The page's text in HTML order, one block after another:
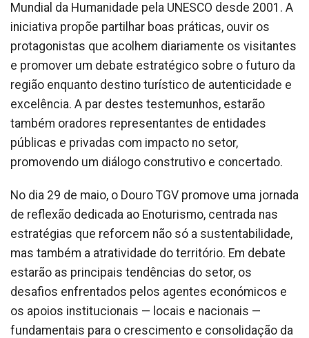
Mundial da Humanidade pela UNESCO desde 2001. A
iniciativa propõe partilhar boas práticas, ouvir os
protagonistas que acolhem diariamente os visitantes
e promover um debate estratégico sobre o futuro da
região enquanto destino turístico de autenticidade e
excelência. A par destes testemunhos, estarão
também oradores representantes de entidades
públicas e privadas com impacto no setor,
promovendo um diálogo construtivo e concertado.
No dia 29 de maio, o Douro TGV promove uma jornada
de reflexão dedicada ao Enoturismo, centrada nas
estratégias que reforcem não só a sustentabilidade,
mas também a atratividade do território. Em debate
estarão as principais tendências do setor, os
desafios enfrentados pelos agentes económicos e
os apoios institucionais — locais e nacionais —
fundamentais para o crescimento e consolidação da